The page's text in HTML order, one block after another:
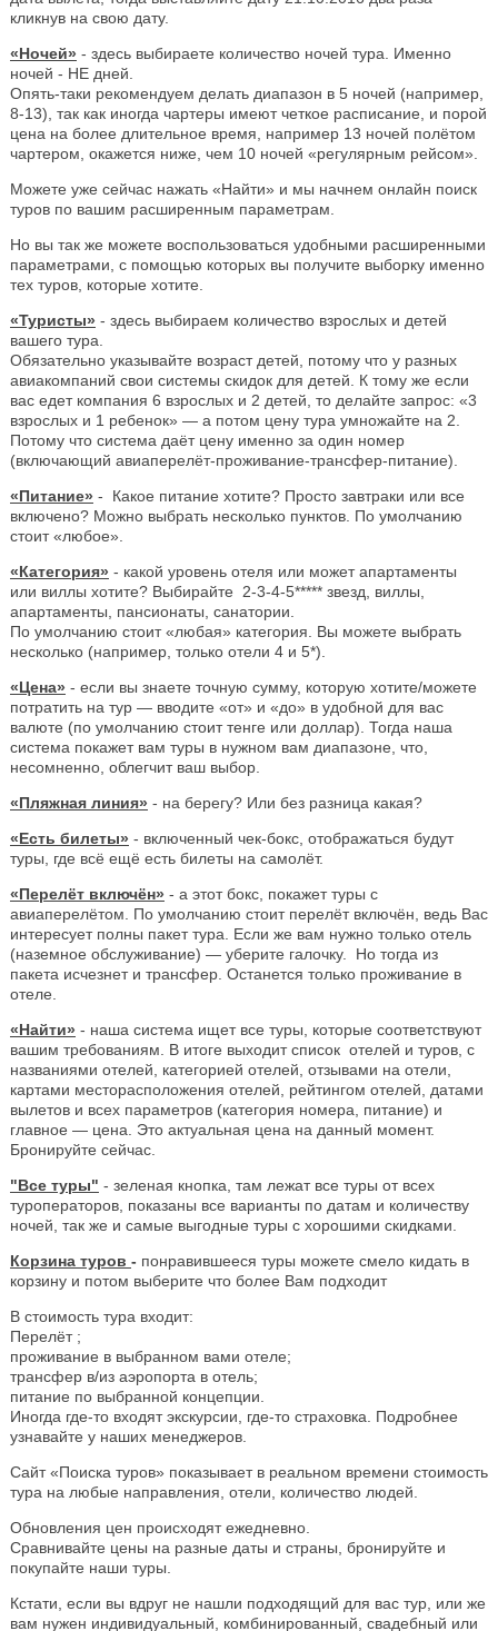
кликнув на свою дату.
«Ночей» - здесь выбираете количество ночей тура. Именно
ночей - НЕ дней.
Опять-таки рекомендуем делать диапазон в 5 ночей (например,
8-13), так как иногда чартеры имеют четкое расписание, и порой
цена на более длительное время, например 13 ночей полётом
чартером, окажется ниже, чем 10 ночей «регулярным рейсом».
Можете уже сейчас нажать «Найти» и мы начнем онлайн поиск
туров по вашим расширенным параметрам.
Но вы так же можете воспользоваться удобными расширенными
параметрами, с помощью которых вы получите выборку именно
тех туров, которые хотите.
«Туристы» - здесь выбираем количество взрослых и детей
вашего тура.
Обязательно указывайте возраст детей, потому что у разных
авиакомпаний свои системы скидок для детей. К тому же если
вас едет компания 6 взрослых и 2 детей, то делайте запрос: «3
взрослых и 1 ребенок» — а потом цену тура умножайте на 2.
Потому что система даёт цену именно за один номер
(включающий авиаперелёт-проживание-трансфер-питание).
«Питание» - Какое питание хотите? Просто завтраки или все
включено? Можно выбрать несколько пунктов. По умолчанию
стоит «любое».
«Категория» - какой уровень отеля или может апартаменты
или виллы хотите? Выбирайте 2-3-4-5***** звезд, виллы,
апартаменты, пансионаты, санатории.
По умолчанию стоит «любая» категория. Вы можете выбрать
несколько (например, только отели 4 и 5*).
«Цена» - если вы знаете точную сумму, которую хотите/можете
потратить на тур — вводите «от» и «до» в удобной для вас
валюте (по умолчанию стоит тенге или доллар). Тогда наша
система покажет вам туры в нужном вам диапазоне, что,
несомненно, облегчит ваш выбор.
«Пляжная линия» - на берегу? Или без разница какая?
«Есть билеты» - включенный чек-бокс, отображаться будут
туры, где всё ещё есть билеты на самолёт.
«Перелёт включён» - а этот бокс, покажет туры с
авиаперелётом. По умолчанию стоит перелёт включён, ведь Вас
интересует полны пакет тура. Если же вам нужно только отель
(наземное обслуживание) — уберите галочку. Но тогда из
пакета исчезнет и трансфер. Останется только проживание в
отеле.
«Найти» - наша система ищет все туры, которые соответствуют
вашим требованиям. В итоге выходит список отелей и туров, с
названиями отелей, категорией отелей, отзывами на отели,
картами месторасположения отелей, рейтингом отелей, датами
вылетов и всех параметров (категория номера, питание) и
главное — цена. Это актуальная цена на данный момент.
Бронируйте сейчас.
"Все туры" - зеленая кнопка, там лежат все туры от всех
туроператоров, показаны все варианты по датам и количеству
ночей, так же и самые выгодные туры с хорошими скидками.
Корзина туров - понравившееся туры можете смело кидать в
корзину и потом выберите что более Вам подходит
В стоимость тура входит:
Перелёт ;
проживание в выбранном вами отеле;
трансфер в/из аэропорта в отель;
питание по выбранной концепции.
Иногда где-то входят экскурсии, где-то страховка. Подробнее
узнавайте у наших менеджеров.
Сайт «Поиска туров» показывает в реальном времени стоимость
тура на любые направления, отели, количество людей.
Обновления цен происходят ежедневно.
Сравнивайте цены на разные даты и страны, бронируйте и
покупайте наши туры.
Кстати, если вы вдруг не нашли подходящий для вас тур, или же
вам нужен индивидуальный, комбинированный, свадебный или